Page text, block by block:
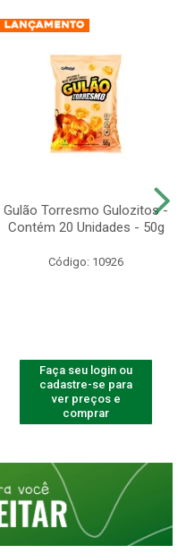
Gulão Torresmo Gulozitos -
Contém 20 Unidades - 50g
Código: 10926
Faça seu login ou
cadastre-se para
ver preços e
comprar